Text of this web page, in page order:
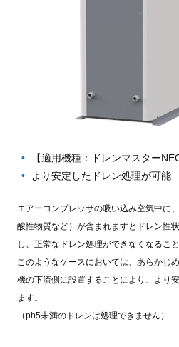
【適用機種：ドレンマスター
より安定したドレン処理が可能
エアーコンプレッサの吸い込み空気中に
酸性物質など）が含まれますとドレン性
し、正常なドレン処理ができなくなるこ
このようなケースにおいては、あらかじ
機の下流側に設置することにより、より
ます。
（ph5未満のドレンは処理できません）